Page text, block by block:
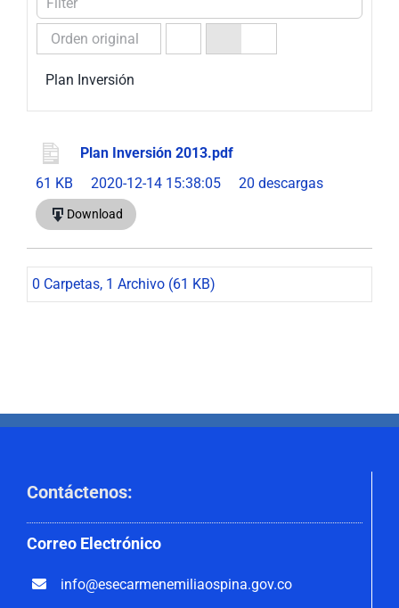
Rendición de Cuentas
Ayudas para Navegar
Plan Inversión
Plan Inversión 2013.pdf
61 KB
2020-12-14 15:38:05 20 descargas
Download
0 Carpetas, 1 Archivo (61 KB)
Contáctenos:
Correo Electrónico
info@esecarmenemiliaospina.gov.co